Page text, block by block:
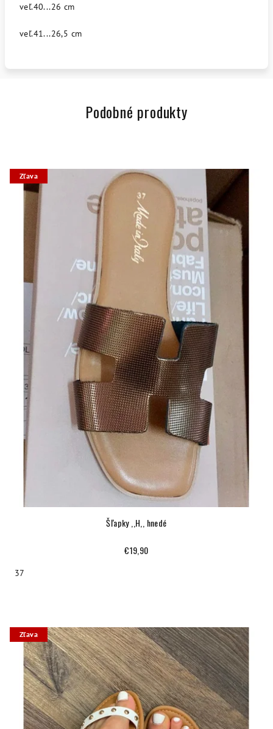
veľ.40...26 cm
veľ.41...26,5 cm
Podobné produkty
Zľava
Šľapky ,,H,, hnedé
€19,90
37
Zľava